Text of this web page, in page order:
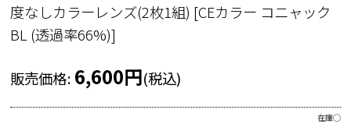
度なしカラーレンズ(2枚1組) [CEカラー コニャック
BL (透過率66%)]
販売価格: 6,600円(税込)
在庫◯